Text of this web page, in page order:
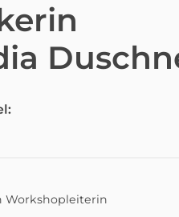
Workshopleiterin